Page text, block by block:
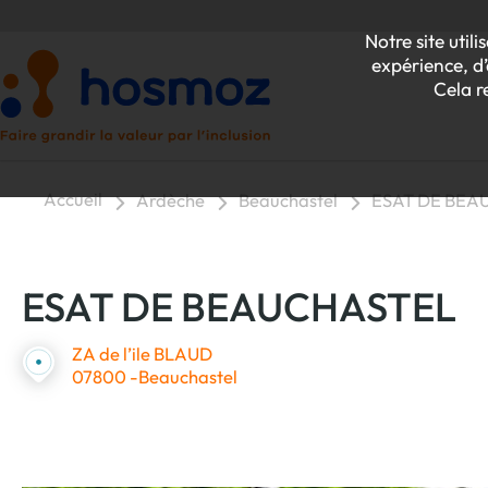
Notre site
expérience,
Cela
Accueil Ardèche Beauchastel ESAT DE
ESAT DE BEAUCHASTEL
ZA de l’ile BLAUD
07800 -Beauchastel